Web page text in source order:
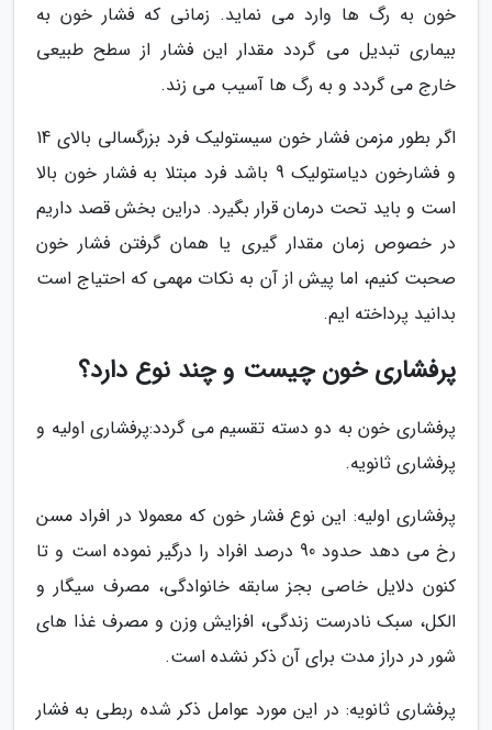
خون به رگ ها وارد می نماید. زمانی که فشار خون به
بیماری تبدیل می گردد مقدار این فشار از سطح طبیعی
خارج می گردد و به رگ ها آسیب می زند.
اگر بطور مزمن فشار خون سیستولیک فرد بزرگسالی بالای 14
و فشارخون دیاستولیک 9 باشد فرد مبتلا به فشار خون بالا
است و باید تحت درمان قرار بگیرد. دراین بخش قصد داریم
در خصوص زمان مقدار گیری یا همان گرفتن فشار خون
صحبت کنیم، اما پیش از آن به نکات مهمی که احتیاج است
بدانید پرداخته ایم.
پرفشاری خون چیست و چند نوع دارد؟
پرفشاری خون به دو دسته تقسیم می گردد:پرفشاری اولیه و
پرفشاری ثانویه.
پرفشاری اولیه: این نوع فشار خون که معمولا در افراد مسن
رخ می دهد حدود 90 درصد افراد را درگیر نموده است و تا
کنون دلایل خاصی بجز سابقه خانوادگی، مصرف سیگار و
الکل، سبک نادرست زندگی، افزایش وزن و مصرف غذا های
شور در دراز مدت برای آن ذکر نشده است.
پرفشاری ثانویه: در این مورد عوامل ذکر شده ربطی به فشار